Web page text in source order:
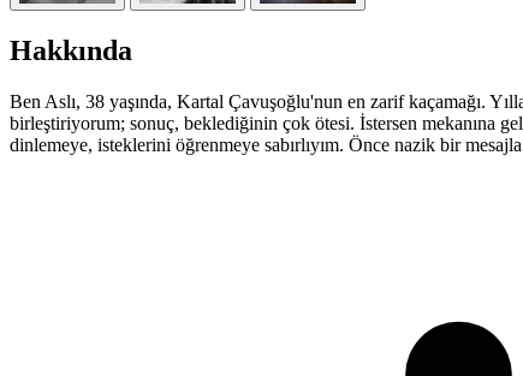
Hakkında
Ben Aslı, 38 yaşında, Kartal Çavuşoğlu'nun en zarif kaçamağı.
birleştiriyorum; sonuç, beklediğinin çok ötesi. İstersen mekanına
dinlemeye, isteklerini öğrenmeye sabırlıyım. Önce nazik bir